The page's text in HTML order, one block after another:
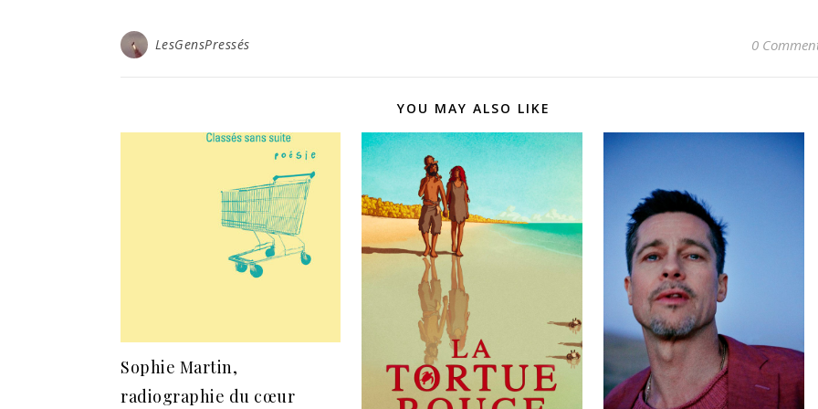
LesGensPressés 0
YOU MAY ALSO LIKE
Sophie Martin,
radiographie du cœur